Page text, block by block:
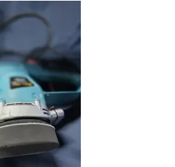
標の「8割の仕上がり度」には
が足らないみたいですね。
一段階進めて部分的にポリッシ
した。前回、手磨きで上手くい
ーフ、トランクリッドが施工箇